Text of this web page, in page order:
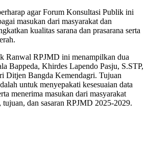
agar Forum Konsultasi Publik ini
masukan dari masyarakat dan
kualitas sarana dan prasarana serta
Ranwal RPJMD ini menampilkan dua
Bappeda, Khirdes Lapendo Pasju, S.STP,
Ditjen Bangda Kemendagri. Tujuan
untuk menyepakati kesesuaian data
menerima masukan dari masyarakat
dan sasaran RPJMD 2025-2029.